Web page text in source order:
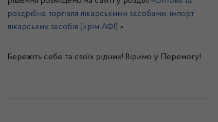
роздрібна торгівля лікарськими засобами, імпорт
лікарських засобів (крім АФІ) ».
Бережіть себе та своїх рідних! Віримо у Перемогу!